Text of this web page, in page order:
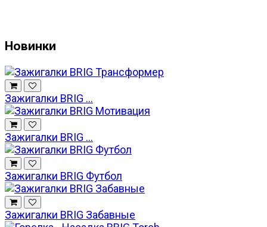
Новинки
Зажигалки BRIG ...
Зажигалки BRIG ...
Зажигалки BRIG Футбол
Зажигалки BRIG Забавные